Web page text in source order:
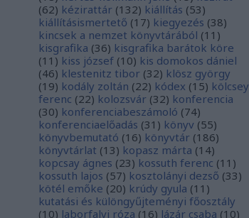
(62) kézirattár (132) kiállítás (53)
kiállításismertető (17) kiegyezés (38)
kincsek a nemzet könyvtárából (11 )
kisgrafika (36) kisgrafika barátok köre
(11 ) kiss józsef (10) kis domokos dániel
(46) klestenitz tibor (32) klösz györgy
(19) kodály zoltán (22) kódex (15) kölcsey
ferenc (22) kolozsvár (32) konferencia
(30) konferenciabeszámoló (74)
konferenciaelőadás (31 ) könyv (55)
könyvbemutató (16) könyvtár (186)
könyvtárlat (13) kopasz márta (14)
kopcsay ágnes (23) kossuth ferenc (11 )
kossuth lajos (57) kosztolányi dezső (33)
kötél emőke (20) krúdy gyula (11 )
kutatási és különgyűjteményi főosztály
(10) laborfalvi róza (16) lázár csaba (10)